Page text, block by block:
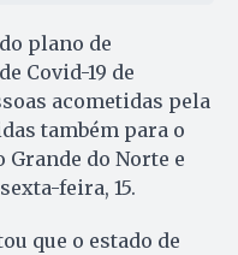
plano de
Covid-19 de
acometidas pela
também para o
Grande do Norte e
feira, 15.
que o estado de